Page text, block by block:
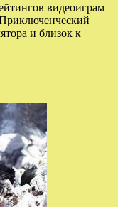
видеоиграм
и близок к